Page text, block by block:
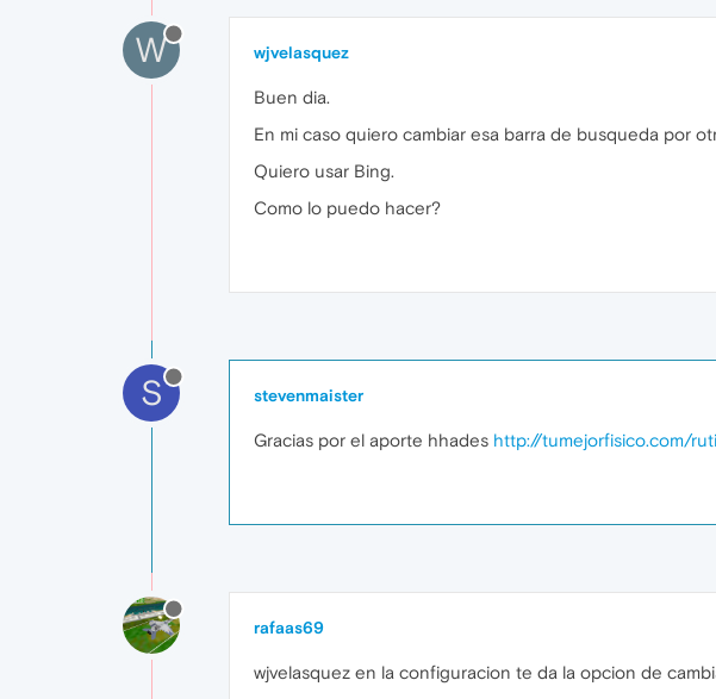
W wjvelasquez
Buen dia.
En mi caso quiero cambiar esa barra de busqueda por
Quiero usar Bing.
Como lo puedo hacer?
S stevenmaister
Gracias por el aporte hhades http://tumejorfisico.com/
rafaas69
wjvelasquez en la configuracion te da la opcion de